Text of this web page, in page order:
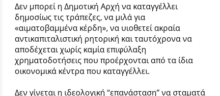
Δεν μπορεί η Δημοτική Αρχή να καταγγέλλει
δημοσίως τις τράπεζες, να μιλά για
«αιματοβαμμένα κέρδη», να υιοθετεί ακραία
αντικαπιταλιστική ρητορική και ταυτόχρονα να
αποδέχεται χωρίς καμία επιφύλαξη
χρηματοδοτήσεις που προέρχονται από τα ίδια
οικονομικά κέντρα που καταγγέλλει.
Δεν γίνεται η ιδεολογική “επανάσταση” να σταματά